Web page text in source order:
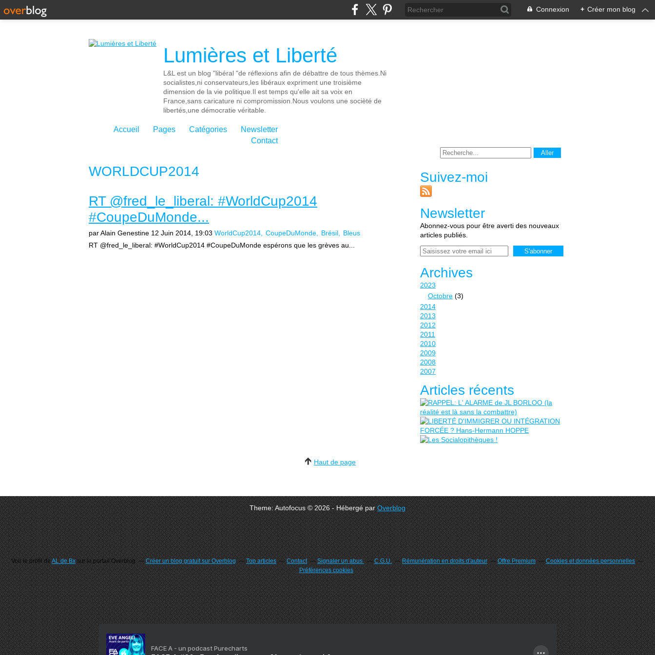
Connexion + Créer mon blog
Lumières et Liberté
L&L est un blog "libéral "de réflexions afin de débattre de tous thèmes.Ni
socialistes,ni conservateurs,les libéraux expriment une troisième
dimension de la vie politique.Il est temps qu'elle ait sa voix en
France,sans caricature ni compromission.Nous voulons une socièté de
libertés,une démocratie véritable.
Accueil Pages Catégories
Newsletter
Contact
WORLDCUP2014
RT @fred_le_liberal: #WorldCup2014
#CoupeDuMonde...
par Alain Genestine 12 Juin 2014, 19:03 WorldCup2014 CoupeDuMonde Brésil
Bleus
RT @fred_le_liberal: #WorldCup2014 #CoupeDuMonde espérons que les grèves au...
Suivez-moi
Newsletter
Abonnez-vous pour être averti des nouveaux
articles publiés.
Email
Archives
2023
Octobre (3)
2014
2013
2012
2011
2010
2009
2008
2007
Articles récents
Haut de page
Theme: Autofocus © 2026 - Hébergé parOverblog
Voir le profil deAL de Bxsur le portail Overblog Créer un blog gratuit sur Overblog Top articles Contact Signaler un abus C.G.U. Rémunération en droits d'auteur Offre Premium
Cookies et données personnelles
Préférences cookies
FACE A - un podcast Purecharts